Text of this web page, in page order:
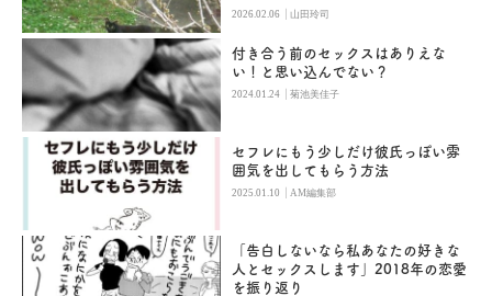
2026.02.06 |山田玲司
付き合う前のセックスはありえな
い！と思い込んでない？
2024.01.24 |菊池美佳子
セフレにもう少しだけ彼氏っぽい雰
囲気を出してもらう方法
2025.01.10 | AM編集部
「告白しないなら私あなたの好きな
人とセックスします」2018年の恋愛
を振り返り